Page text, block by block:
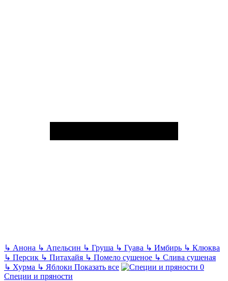
↳ Анона ↳ Апельсин ↳ Груша ↳ Гуава ↳ Имбирь ↳ Клюква
↳ Персик ↳ Питахайя ↳ Помело сушеное ↳ Слива сушеная
↳ Хурма ↳ Яблоки Показать все
Специи и пряности